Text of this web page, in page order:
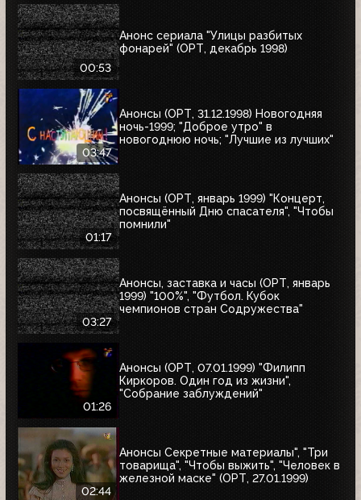
00:53
Анонс сериала "Улицы разбитых
фонарей" (ОРТ, декабрь 1998)
03:47
Анонсы (ОРТ, 31.12.1998) Новогодняя
ночь-1999; "Доброе утро" в
новогоднюю ночь; "Лучшие из лучших"
01:17
Анонсы (ОРТ, январь 1999) "Концерт,
посвящённый Дню спасателя", "Чтобы
помнили"
03:27
Анонсы, заставка и часы (ОРТ, январь
1999) "100%", "Футбол. Кубок
чемпионов стран Содружества"
01:26
Анонсы (ОРТ, 07.01.1999) "Филипп
Киркоров. Один год из жизни",
"Собрание заблуждений"
02:44
Анонсы Секретные материалы", "Три
товарища", "Чтобы выжить", "Человек в
железной маске" (ОРТ, 27.01.1999)